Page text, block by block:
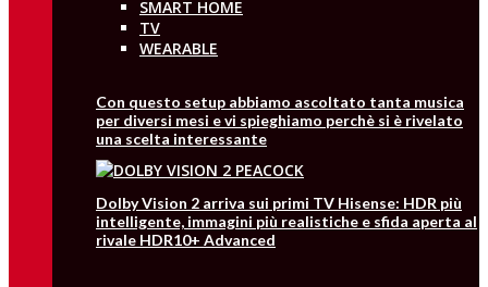
SMART HOME
TV
WEARABLE
Con questo setup abbiamo ascoltato tanta musica
per diversi mesi e vi spieghiamo perchè si è rivelato
una scelta interessante
Dolby Vision 2 arriva sui primi TV Hisense: HDR più
intelligente, immagini più realistiche e sfida aperta al
rivale HDR10+ Advanced